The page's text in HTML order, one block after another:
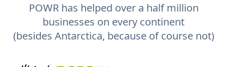
POWR has helped over a half million
businesses on every continent
(besides Antarctica, because of course not)